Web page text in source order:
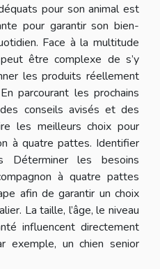
pour son animal est
pour garantir son bien-
Face à la multitude
être complexe de s’y
les produits réellement
parcourant les prochains
conseils avisés et des
les meilleurs choix pour
à quatre pattes. Identifier
Déterminer les besoins
à quatre pattes
afin de garantir un choix
La taille, l’âge, le niveau
influencent directement
exemple, un chien senior